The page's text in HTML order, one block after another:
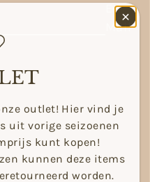
E-
Mail
outlet! Hier vind je
uit vorige seizoenen
kunt kopen!
kunnen deze items
worden.